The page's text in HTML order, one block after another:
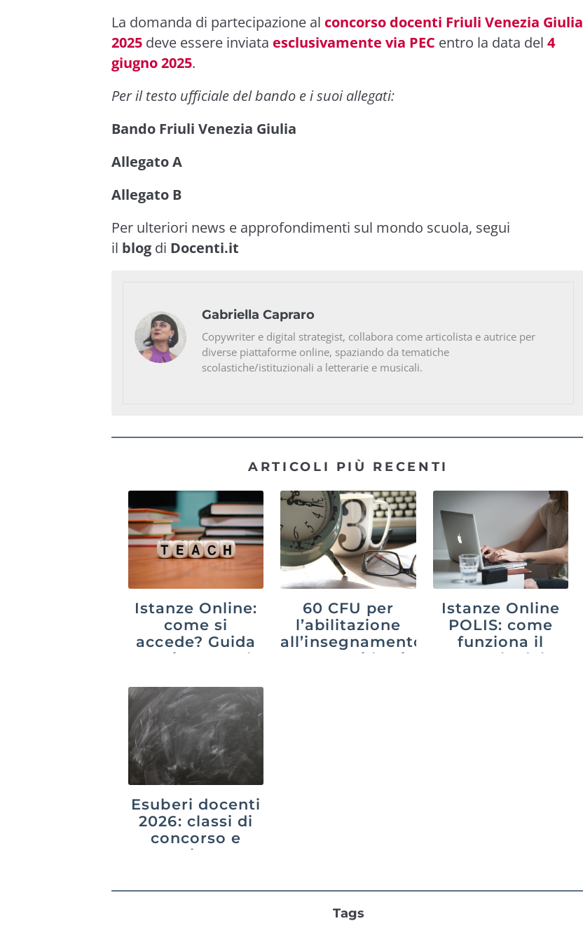
La domanda di partecipazione al concorso docenti Friuli Venezia Giulia
2025 deve essere inviata esclusivamente via PEC entro la data del 4
giugno 2025.
Per il testo ufficiale del bando e i suoi allegati:
Bando Friuli Venezia Giulia
Allegato A
Allegato B
Per ulteriori news e approfondimenti sul mondo scuola, segui
il blog di Docenti.it
Gabriella Capraro
Copywriter e digital strategist, collabora come articolista e autrice per
diverse piattaforme online, spaziando da tematiche
scolastiche/istituzionali a letterarie e musicali.
ARTICOLI PIÙ RECENTI
Istanze Online:
come si
accede? Guida
aggiornata al
60 CFU per
l’abilitazione
all’insegnamento
2026: guida ai
Istanze Online
POLIS: come
funziona il
portale del
Esuberi docenti
2026: classi di
concorso e
province a
Tags